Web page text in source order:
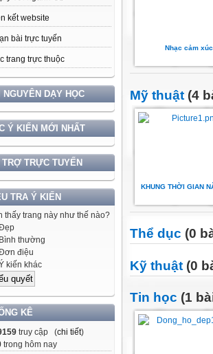
kết website
bài trực tuyến
trang trực thuộc
NGUYÊN DẠY HỌC
Ý KIẾN MỚI NHẤT
TRỢ TRỰC TUYẾN
TRA Ý KIẾN
thấy trang này như thế nào?
Bình thường
điệu
kiến khác
KÊ
truy cập (chi tiết)
trong hôm nay
Nhạc cảm
Mỹ thuật (4
KHUNG THỜI GIAN
Thể dục (0
Kỹ thuật (0
Tin học (1